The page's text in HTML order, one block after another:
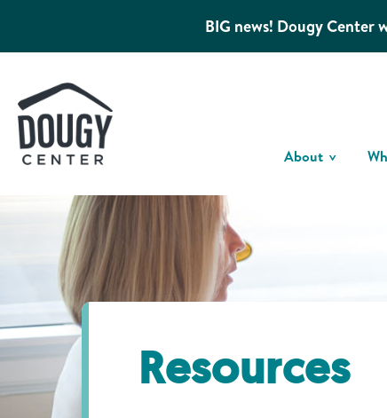
BIG news! Dougy Center
About
Resources